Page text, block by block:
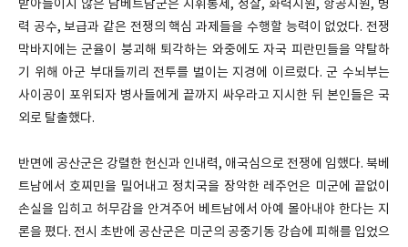
받아들이지 않은 남베트남군은 지휘통제, 정찰, 화력지원, 항공지원, 병
력 공수, 보급과 같은 전쟁의 핵심 과제들을 수행할 능력이 없었다. 전쟁
막바지에는 군율이 붕괴해 퇴각하는 와중에도 자국 피란민들을 약탈하
기 위해 아군 부대들끼리 전투를 벌이는 지경에 이르렀다. 군 수뇌부는
사이공이 포위되자 병사들에게 끝까지 싸우라고 지시한 뒤 본인들은 국
외로 탈출했다.
반면에 공산군은 강렬한 헌신과 인내력, 애국심으로 전쟁에 임했다. 북베
트남에서 호찌민을 밀어내고 정치국을 장악한 레주언은 미군에 끝없이
손실을 입히고 허무감을 안겨주어 베트남에서 아예 몰아내야 한다는 지
론을 폈다. 전시 초반에 공산군은 미군의 공중기동 강습에 피해를 입었으